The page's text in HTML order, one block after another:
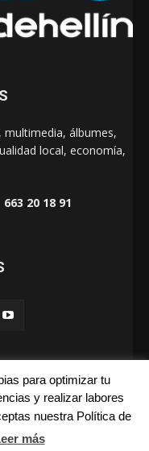
álbumes,
local, economía,
663 20 18 91
Quienes Somos
para optimizar tu
y realizar labores
nuestra Política de
más